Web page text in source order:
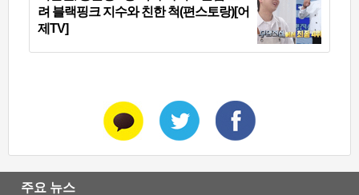
려 블랙핑크 지수와 친한 척(편스토랑)[어
제TV]
주요 뉴스